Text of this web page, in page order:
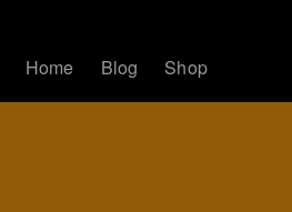
Home Blog Shop